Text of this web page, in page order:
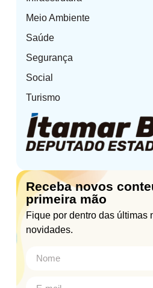
Meio Ambiente
Saúde
Segurança
Social
Turismo
Receba novos
primeira mão
Fique por dentro das últimas
novidades.